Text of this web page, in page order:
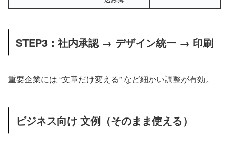
STEP3：社内承認 → デザイン統一 → 印刷
重要企業には “文章だけ変える” など細かい調整が有効。
ビジネス向け 文例（そのまま使える）